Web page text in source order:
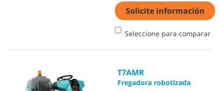
Solicite información
Seleccione para comparar
T7AMR
Fregadora robotizada